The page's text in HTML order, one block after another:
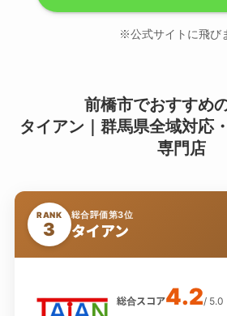
※公式サイトに飛び
前橋市でおすすめ
タイアン｜群馬県全域対応
専門店
RANK
3
総合評価第3位
タイアン
総合スコア4.2/ 5.0